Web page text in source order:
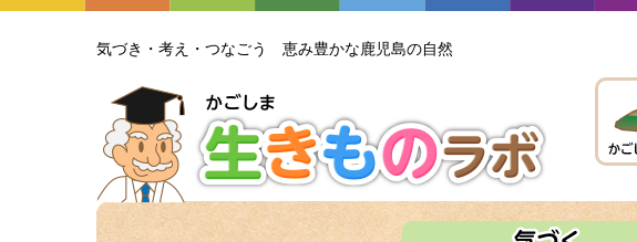
気づき・ 考え・つなごう 恵み豊かな鹿児島の自然